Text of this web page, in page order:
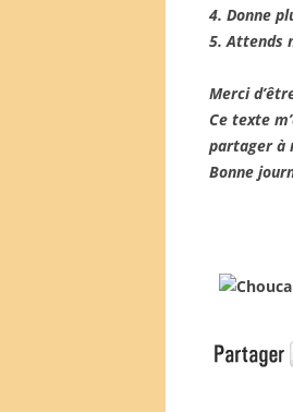
4. Donne
5. Attends
Merci
Ce texte
partager à
Bonne